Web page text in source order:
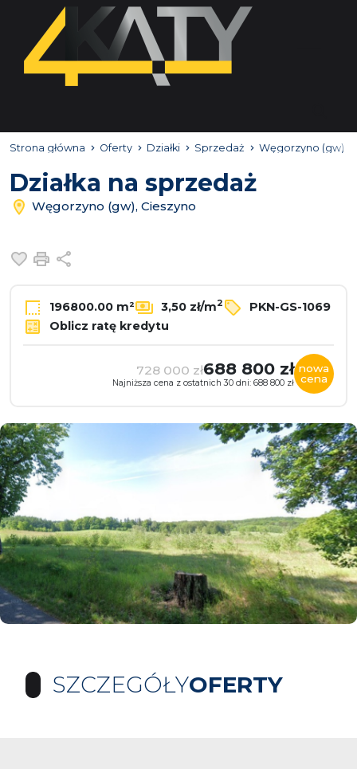
Strona główna Oferty Działki Sprzedaż Węgorzyno (gw)
Działka na sprzedaż
Węgorzyno (gw), Cieszyno
Dodaj do ulubionych
Drukuj
196800.00 m² 3,50 zł/m2
PKN-GS-1069
Oblicz ratę kredytu
728 000 zł688 800 zł
Najniższa cena z ostatnich 30 dni: 688 800 zł
nowa
cena
SZCZEGÓŁYOFERTY